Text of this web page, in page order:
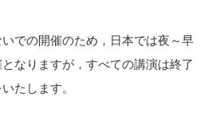
での開催のため，日本では夜～早
なりますが，すべての講演は終了
たします。